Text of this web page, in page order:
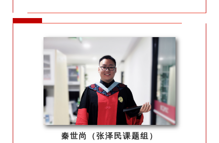
秦世尚（张泽民课题组）